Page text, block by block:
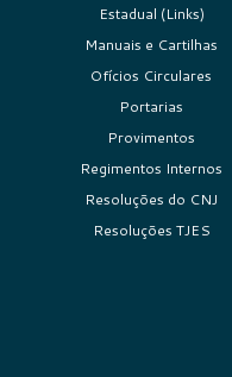
Estadual (Links)
Manuais e Cartilhas
Ofícios Circulares
Portarias
Provimentos
Regimentos Internos
Resoluções do CNJ
Resoluções TJES